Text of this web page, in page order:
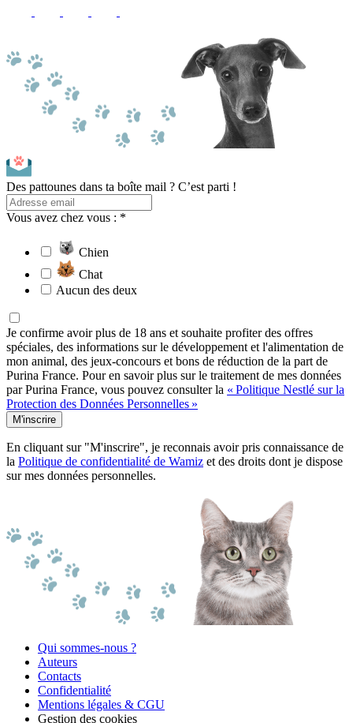
Des pattounes dans ta boîte mail ? C’est parti !
Vous avez chez vous : *
Chien
Chat
Aucun des deux
Je confirme avoir plus de 18 ans et souhaite profiter des offres
spéciales, des informations sur le développement et l'alimentation de
mon animal, des jeux-concours et bons de réduction de la part de
Purina France. Pour en savoir plus sur le traitement de mes données
par Purina France, vous pouvez consulter la « Politique Nestlé sur la
Protection des Données Personnelles »
M'inscrire
En cliquant sur "M'inscrire", je reconnais avoir pris connaissance de
la Politique de confidentialité de Wamiz et des droits dont je dispose
sur mes données personnelles.
Qui sommes-nous ?
Auteurs
Contacts
Confidentialité
Mentions légales & CGU
Gestion des cookies